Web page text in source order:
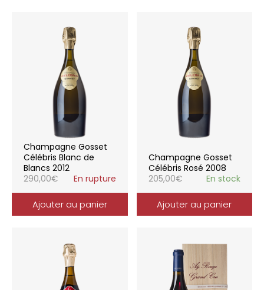
Champagne Gosset
Célébris Blanc de
Blancs 2012
290,00€ En rupture
Ajouter au panier
Champagne Gosset
Célébris Rosé 2008
205,00€ En stock
Ajouter au panier